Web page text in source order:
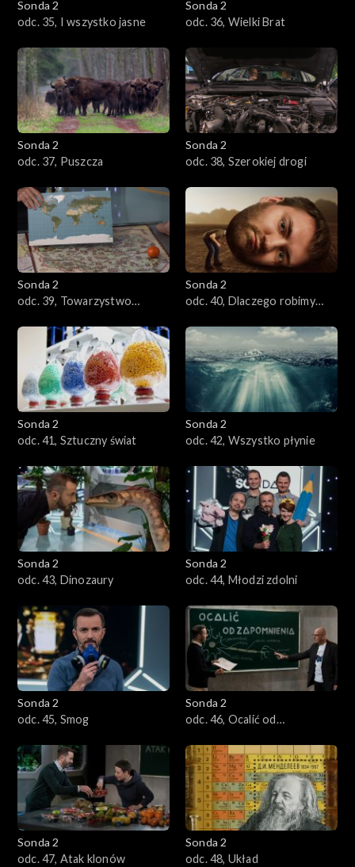
Sonda 2
odc. 35, I wszystko jasne
Sonda 2
odc. 36, Wielki Brat
Sonda 2
odc. 37, Puszcza
Sonda 2
odc. 38, Szerokiej drogi
Sonda 2
odc. 39, Towarzystwo
Sonda 2
odc. 40, Dlaczego robimy
Sonda 2
odc. 41, Sztuczny świat
Sonda 2
odc. 42, Wszystko płynie
Sonda 2
odc. 43, Dinozaury
Sonda 2
odc. 44, Młodzi zdolni
Sonda 2
odc. 45, Smog
Sonda 2
odc. 46, Ocalić od
Sonda 2
odc. 47, Atak klonów
Sonda 2
odc. 48, Układ